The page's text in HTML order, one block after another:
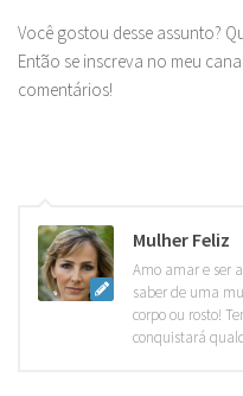
Você gostou desse assunto?
Então se inscreva no meu
comentários!
Mulher Feliz
Amo amar e ser
saber de uma
corpo ou rosto!
conquistará